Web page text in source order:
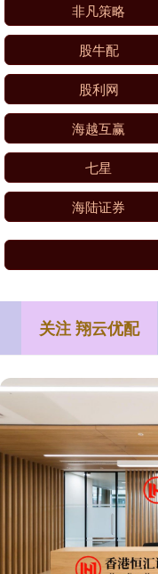
非凡策略
股牛配
股利网
海越互赢
七星
海陆证券
关注 翔云优配